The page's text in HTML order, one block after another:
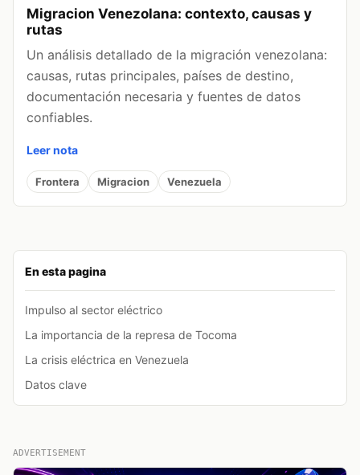
En esta pagina
Impulso al sector eléctrico
La importancia de la represa de Tocoma
La crisis eléctrica en Venezuela
Datos clave
Migracion Venezolana: contexto, causas y
rutas
Un análisis detallado de la migración venezolana:
causas, rutas principales, países de destino,
documentación necesaria y fuentes de datos
confiables.
Leer nota
Frontera Migracion Venezuela
ADVERTISEMENT